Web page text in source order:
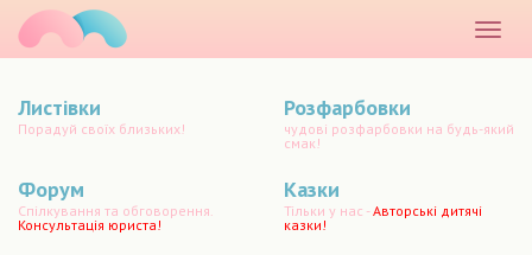
меню
Листівки
Порадуй своїх близьких!
Розфарбовки
чудові розфарбовки на будь-який
смак!
Форум
Спілкування та обговорення.
Консультація юриста!
Казки
Тільки у нас -Авторські дитячі
казки!